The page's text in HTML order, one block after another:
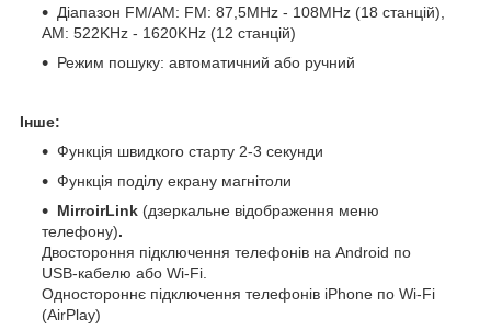
Діапазон FM/AM: FM: 87,5MHz - 108MHz (18 станцій),
АМ: 522KHz - 1620KHz (12 станцій)
Режим пошуку: автоматичний або ручний
Інше:
Функція швидкого старту 2-3 секунди
Функція поділу екрану магнітоли
MirroirLink (дзеркальне відображення меню
телефону).
Двостороння підключення телефонів на Android по
USB-кабелю або Wi-Fi.
Одностороннє підключення телефонів iPhone по Wi-Fi
(AirPlay)